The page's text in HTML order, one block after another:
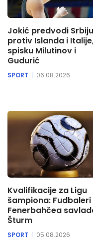
Jokić predvodi Srbiju
protiv Islanda i
spisku Milutinov i
Gudurić
SPORT 06.08.2026
Kvalifikacije za Ligu
šampiona: Fudbaleri
Fenerbahčea
Šturm
SPORT 05.08.2026